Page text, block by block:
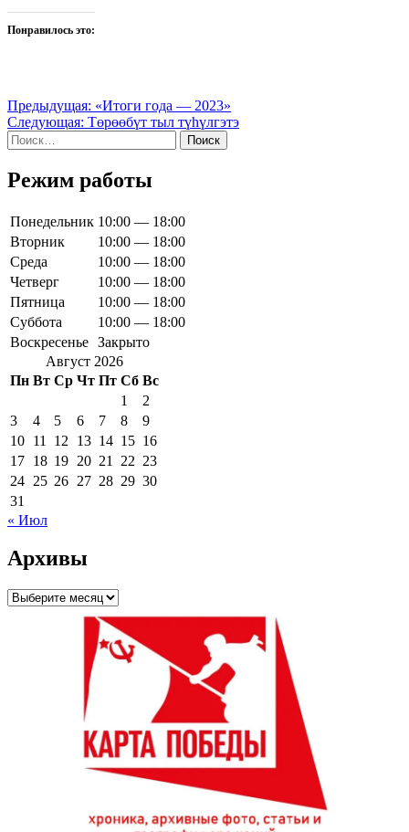
Понравилось это:
Навигация
по
записям
Предыдущая: «Итоги года — 2023»
Следующая: Төрөөбүт тыл түһүлгэтэ
Найти:
Режим работы
Понедельник 10:00 — 18:00
Вторник
10:00 — 18:00
Среда
10:00 — 18:00
Четверг
10:00 — 18:00
Пятница
10:00 — 18:00
Суббота
10:00 — 18:00
Воскресенье Закрыто
Август 2026
Пн Вт Ср Чт Пт Сб Вс
1
2
3
4 5 6 7 8
9
10 11 12 13 14 15 16
17 18 19 20 21 22 23
24 25 26 27 28 29 30
31
« Июл
Архивы
Архивы